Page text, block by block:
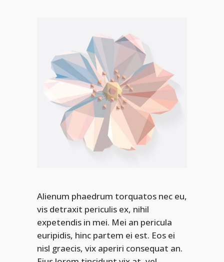
Alienum phaedrum torquatos nec eu,
vis detraxit periculis ex, nihil
expetendis in mei. Mei an pericula
euripidis, hinc partem ei est. Eos ei
nisl graecis, vix aperiri consequat an.